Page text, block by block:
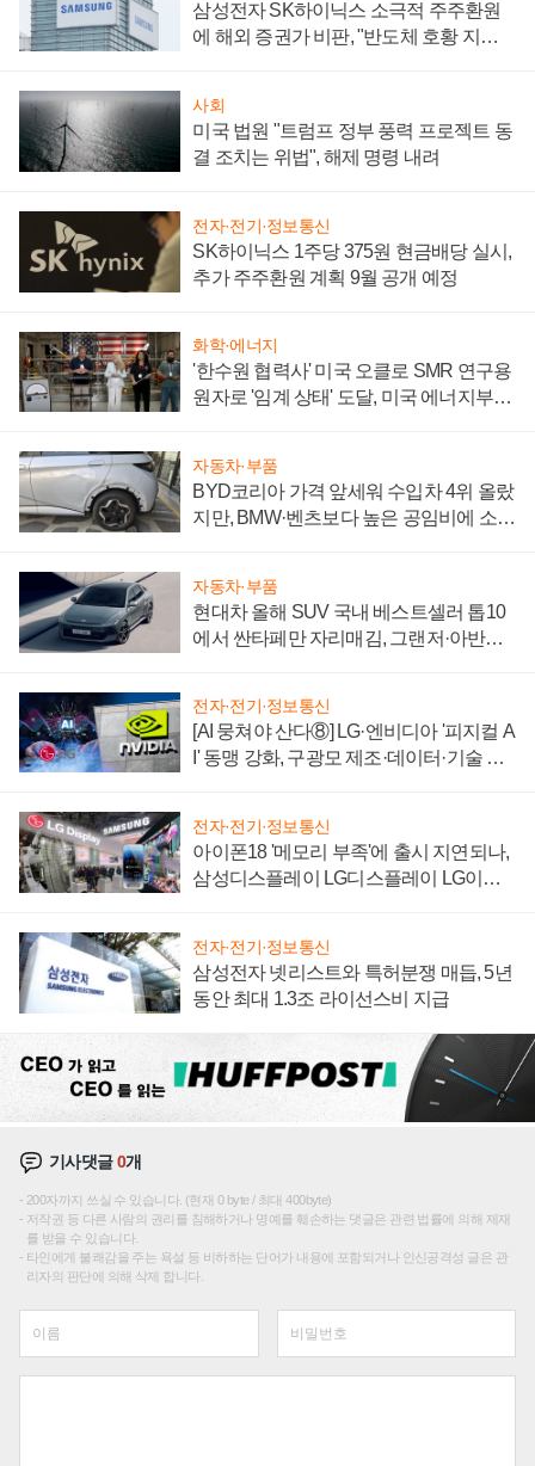
삼성전자 SK하이닉스 소극적 주주환원
에 해외 증권가 비판, "반도체 호황 지속
사회
미국 법원 "트럼프 정부 풍력 프로젝트 동
결 조치는 위법", 해제 명령 내려
전자·전기·정보통신
SK하이닉스 1주당 375원 현금배당 실시,
추가 주주환원 계획 9월 공개 예정
화학·에너지
'한수원 협력사' 미국 오클로 SMR 연구용
원자로 '임계 상태' 도달, 미국 에너지부
자동차·부품
BYD코리아 가격 앞세워 수입차 4위 올랐
지만, BMW·벤츠보다 높은 공임비에 소비
자동차·부품
현대차 올해 SUV 국내 베스트셀러 톱10
에서 싼타페만 자리매김, 그랜저·아반떼
전자·전기·정보통신
[AI 뭉쳐야 산다⑧] LG·엔비디아 '피지컬 A
I' 동맹 강화, 구광모 제조·데이터·기술 결
전자·전기·정보통신
아이폰18 '메모리 부족'에 출시 지연되나,
삼성디스플레이 LG디스플레이 LG이노
전자·전기·정보통신
삼성전자 넷리스트와 특허분쟁 매듭, 5년
동안 최대 1.3조 라이선스비 지급
기사댓글0개
200자까지 쓰실 수 있습니다. (현재 0 byte / 최대 400byte)
저작권 등 다른 사람의 권리를 침해하거나 명예를 훼손하는 댓글은 관련 법률에 의해 제재
를 받을 수 있습니다.
타인에게 불쾌감을 주는 욕설 등 비하하는 단어가 내용에 포함되거나 인신공격성 글은 관
리자의 판단에 의해 삭제 합니다.